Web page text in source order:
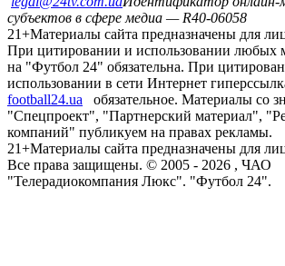
субъектов в сфере медиа — R40-06058
21+Материалы сайта предназначены для
При цитировании и использовании любых
на "Футбол 24" обязательна. При
использовании в сети Интернет
football24.ua
обязательное. Материалы со
"Спецпроект", "Партнерский материал",
компаний" публикуем на правах рекламы.
21+Материалы сайта предназначены для
Все права защищены. © 2005 - 2026 , ЧАО
"Телерадиокомпания Люкс". "Футбол 24".